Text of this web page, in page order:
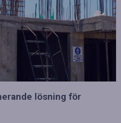
lösning för